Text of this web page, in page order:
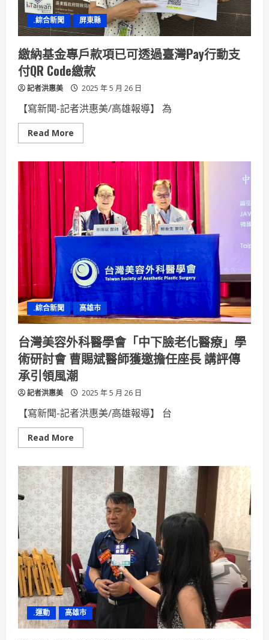
.綜合新聞 屏東縣
繳納基金專戶款項已可透過臺灣Pay行動支
付QR Code繳款
記者洪惠美 2025 年 5 月 26 日
【寫新聞-記者洪惠美/高雄報導】 為
Read More
more
款
項
已
可
透
臺
灣
Pay
行
動
支
付
QR
Code
繳
款
.綜合新聞 高雄市
台灣美容外科醫學會「中下臉老化醫療」學
術研討會 曹賜斌醫師獲邀擔任座長 講評傳
承引領風潮
記者洪惠美 2025 年 5 月 26 日
【寫新聞-記者洪惠美/高雄報導】 台
Read More
more
灣
美
容
外
科
醫
學
會
「中
下
臉
老
化
醫
療」
學
術
研
討
會
.運動 高雄市